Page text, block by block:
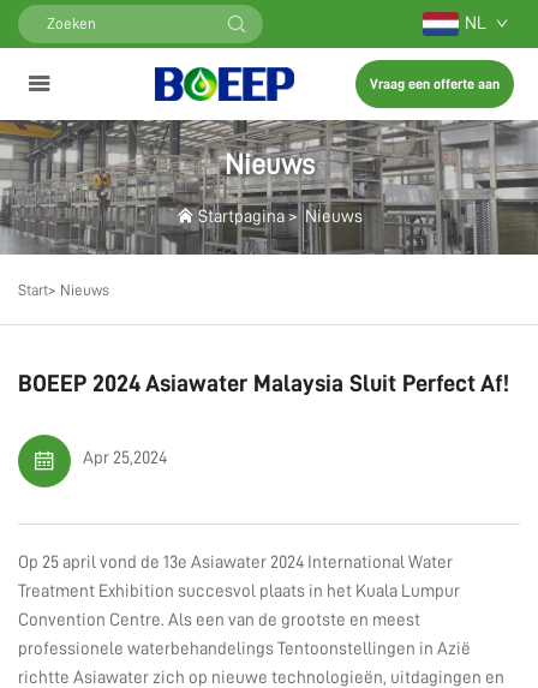
NL
Vraag een offerte aan
Nieuws
Startpagina> Nieuws
Start> Nieuws
BOEEP 2024 Asiawater Malaysia Sluit Perfect Af!
Apr 25,2024
Op 25 april vond de 13e Asiawater 2024 International Water
Treatment Exhibition succesvol plaats in het Kuala Lumpur
Convention Centre. Als een van de grootste en meest
professionele waterbehandelings Tentoonstellingen in Azië
richtte Asiawater zich op nieuwe technologieën, uitdagingen en